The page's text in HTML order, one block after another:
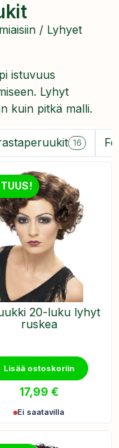
/ Lyhyet
istuvuus
Lyhyt
kuin pitkä malli.
16
20-luku lyhyt
ruskea
Lisää ostoskoriin
17,99 €
Ei saatavilla